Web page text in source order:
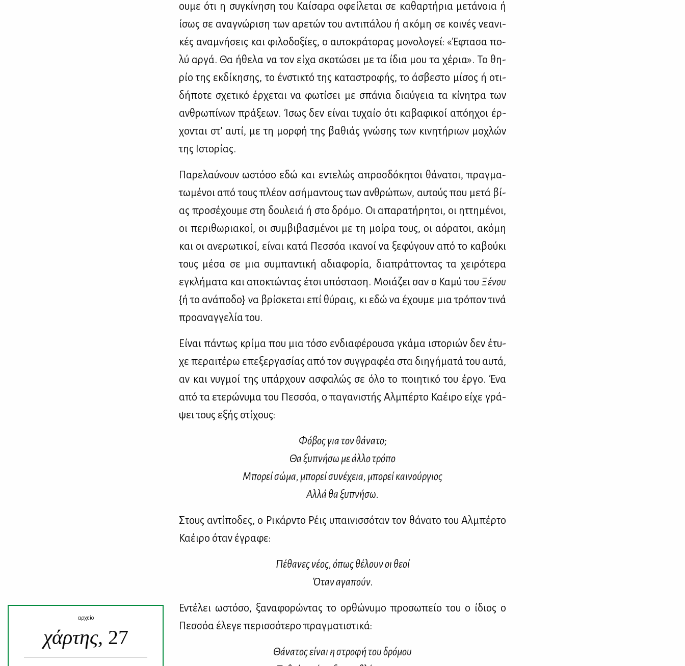
αρχείο
χάρτης, 27
ου­με ότι η συ­γκί­νη­ση του Καί­σα­ρα οφεί­λε­ται σε κα­θαρ­τή­ρια με­τά­νοια ή
ίσως σε ανα­γνώ­ρι­ση των αρε­τών του αντι­πά­λου ή ακό­μη σε κοι­νές νε­α­νι­
κές ανα­μνή­σεις και φι­λο­δο­ξί­ες, ο αυ­το­κρά­το­ρας μο­νο­λο­γεί: «Έφτα­σα πο­
λύ αρ­γά. Θα ήθε­λα να τον εί­χα σκο­τώ­σει με τα ίδια μου τα χέ­ρια». Το θη­
ρίο της εκ­δί­κη­σης, το έν­στι­κτό της κα­τα­στρο­φής, το άσβε­στο μί­σος ή οτι­
δή­πο­τε σχε­τι­κό έρ­χε­ται να φω­τί­σει με σπά­νια διαύ­γεια τα κί­νη­τρα των
αν­θρω­πί­νων πρά­ξε­ων. Ίσως δεν εί­ναι τυ­χαίο ότι κα­βα­φι­κοί από­η­χοι έρ­
χο­νται στ’ αυ­τί, με τη μορ­φή της βα­θιάς γνώ­σης των κι­νη­τή­ριων μο­χλών
της Ιστο­ρί­ας.
Πα­ρε­λαύ­νουν ωστό­σο εδώ και εντε­λώς απροσ­δό­κη­τοι θά­να­τοι, πραγ­μα­
τω­μέ­νοι από τους πλέ­ον ασή­μα­ντους των αν­θρώ­πων, αυ­τούς που με­τά βί­
ας προ­σέ­χου­με στη δου­λειά ή στο δρό­μο. Οι απα­ρα­τή­ρη­τοι, οι ητ­τη­μέ­νοι,
οι πε­ρι­θω­ρια­κοί, οι συμ­βι­βα­σμέ­νοι με τη μοί­ρα τους, οι αό­ρα­τοι, ακό­μη
και οι ανε­ρω­τι­κοί, εί­ναι κα­τά Πεσ­σόα ικα­νοί να ξε­φύ­γουν από το κα­βού­κι
τους μέ­σα σε μια συ­μπα­ντι­κή αδια­φο­ρία, δια­πράτ­το­ντας τα χει­ρό­τε­ρα
εγκλή­μα­τα και απο­κτώ­ντας έτσι υπό­στα­ση. Μοιά­ζει σαν ο Κα­μύ του Ξέ­νου
{ή το ανά­πο­δο} να βρί­σκε­ται επί θύ­ραις, κι εδώ να έχου­με μια τρό­πον τι­νά
προ­α­ναγ­γε­λία του.
Εί­ναι πά­ντως κρί­μα που μια τό­σο εν­δια­φέ­ρου­σα γκά­μα ιστο­ριών δεν έτυ­
χε πε­ραι­τέ­ρω επε­ξερ­γα­σί­ας από τον συγ­γρα­φέα στα δι­η­γή­μα­τά του αυ­τά,
αν και νυγ­μοί της υπάρ­χουν ασφα­λώς σε όλο το ποι­η­τι­κό του έρ­γο. Ένα
από τα ετε­ρώ­νυ­μα του Πεσ­σόα, ο πα­γα­νι­στής Αλ­μπέρ­το Κα­έι­ρο εί­χε γρά­
ψει τους εξής στί­χους:
Φό­βος για τον θά­να­το;
Θα ξυ­πνή­σω με άλ­λο τρό­πο
Μπο­ρεί σώ­μα, μπο­ρεί συ­νέ­χεια, μπο­ρεί και­νούρ­γιος
Αλ­λά θα ξυ­πνή­σω.
Στους αντί­πο­δες, ο Ρι­κάρ­ντο Ρέις υπαι­νισ­σό­ταν τον θά­να­το του Αλ­μπέρ­το
Κα­έι­ρο όταν έγρα­φε:
Πέ­θα­νες νέ­ος, όπως θέ­λουν οι θε­οί
Όταν αγα­πούν.
Εντέ­λει ωστό­σο, ξα­να­φο­ρώ­ντας το ορ­θώ­νυ­μο προ­σω­πείο του ο ίδιος ο
Πεσ­σόα έλε­γε πε­ρισ­σό­τε­ρο πραγ­μα­τι­στι­κά:
Θά­να­τος εί­ναι η στρο­φή του δρό­μου